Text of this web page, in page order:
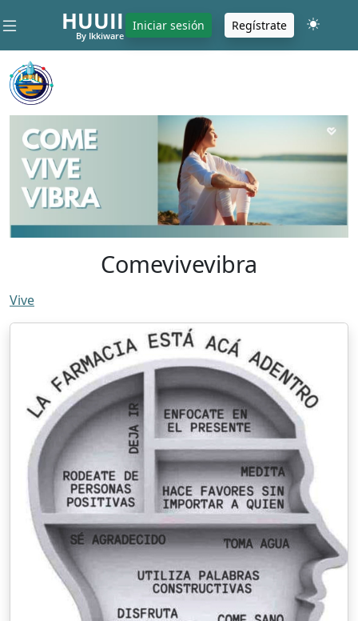
HUUII
By Ikkiware
Iniciar sesión Regístrate
Comevivevibra
Vive